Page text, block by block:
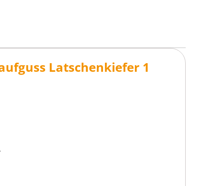
Latschenkiefer 1